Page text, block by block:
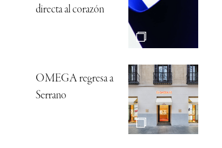
directa al corazón
OMEGA regresa a
Serrano